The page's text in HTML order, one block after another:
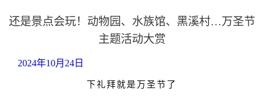
还是景点会玩！动物园、水族馆、黑溪村…万圣节
主题活动大赏
2024年10月24日
下礼拜就是万圣节了